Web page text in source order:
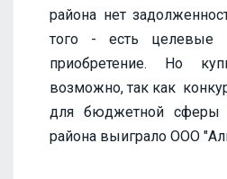
района нет
того - есть
приобретение. Но
возможно, так как
для бюджетной сферы
района выиграло ООО